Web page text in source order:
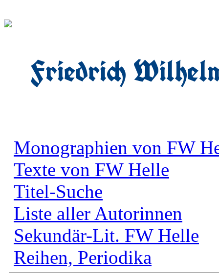
Friedrich
Monographien von FW
Texte von FW Helle
Titel-Suche
Liste aller Autorinnen
Sekundär-Lit. FW Helle
Reihen, Periodika